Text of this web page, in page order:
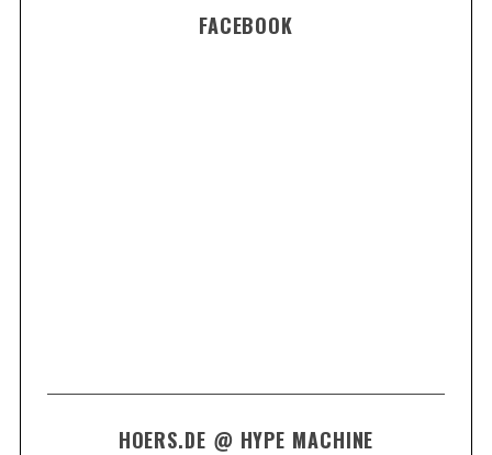
FACEBOOK
HOERS.DE @ HYPE MACHINE